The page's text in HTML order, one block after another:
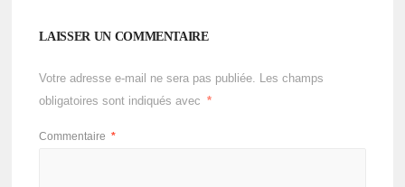
LAISSER UN COMMENTAIRE
Votre adresse e-mail ne sera pas publiée. Les champs
obligatoires sont indiqués avec
*
Commentaire *